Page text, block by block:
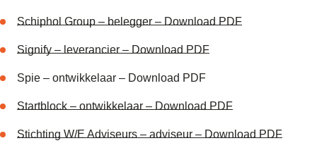
Schiphol Group – belegger – Download PDF
Signify – leverancier – Download PDF
Spie – ontwikkelaar – Download PDF
Startblock – ontwikkelaar – Download PDF
Stichting W/E Adviseurs – adviseur – Download PDF